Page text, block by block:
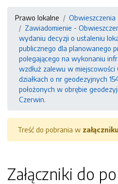
Prawo lokalne
Obwieszczenia
Zawiadomienie -
wydaniu decyzji o ustaleniu
publicznego dla planowanego
polegającego na wykonaniu
wzdłuż zalewu w miejscowości
działkach o nr geodezyjnych
położonych w obrębie
Czerwin.
Treść do pobrania w załączniku
Załączniki do